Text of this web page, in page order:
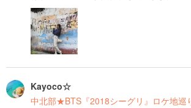
Kayoco☆
中北部★BTS『2018シーグリ』ロケ地巡